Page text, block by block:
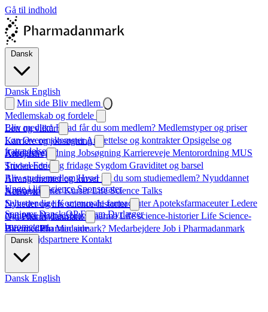
Gå til indhold
Dansk
Dansk English
Min side Bliv medlem
Medlemskab og fordele
Bliv medlemHvad får du som medlem? Medlemstyper og priser
Løn og vilkår
LønOverenskomsterAnsættelse og kontrakterOpsigelse og
fratrædelse
Karriere og jobsøgning
Karrierevejledning Jobsøgning Karriereveje Mentorordning MUS
Arbejdsliv
TrivselFerie og fridage Sygdom Graviditet og barsel
Studerende
Bliv studiemedlemHvad får du som studiemedlem? Nyuddannet
Unge i life scienceSponsorater
Arrangementer og kurser
ArrangementerKurserLife Science Talks
Netværk
SelvstændigeKommunale farmaceuterApoteksfarmaceuterLedere
SeniorerDansk QP ForumDyrlæger
Nyheder og life science-historier
NyhederNyhedsbrev PharmaLife science-historierLife Science-
barometeret
Om Pharmadanmark
Hvem er Pharmadanmark? Medarbejdere Job i Pharmadanmark
Samarbejdspartnere Kontakt
Bliv medlemMin side
Dansk
Dansk English